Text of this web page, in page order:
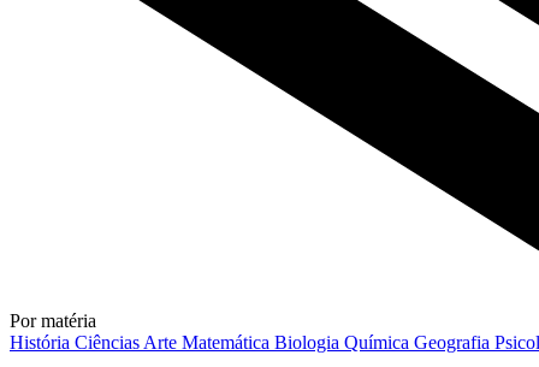
Por matéria
História Ciências Arte Matemática Biologia Química Geografia